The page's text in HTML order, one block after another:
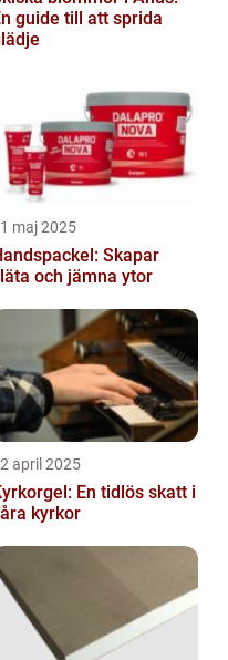
guide till att sprida
maj 2025
Skapar
och jämna ytor
april 2025
En tidlös skatt i
kyrkor